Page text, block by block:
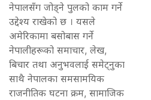
नेपालसँग जोड्ने पुलको काम गर्ने
उद्देश्य राखेको छ । यसले
अमेरिकामा बसोबास गर्ने
नेपालीहरूको समाचार, लेख,
बिचार तथा अनुभवलाई समेट्नुका
साथै नेपालका समसामयिक
राजनीतिक घटना क्रम, सामाजिक